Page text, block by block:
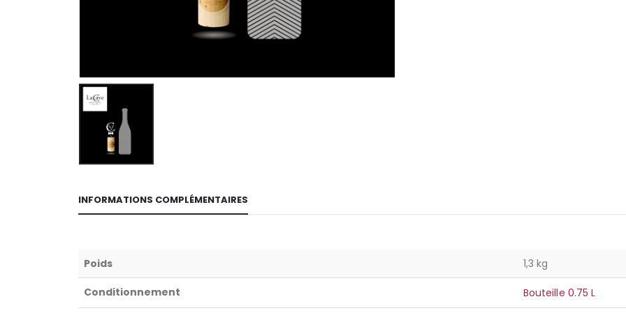
INFORMATIONS COMPLÉMENTAIRES
Poids 1,3 kg
Conditionnement Bouteille 0.75 L